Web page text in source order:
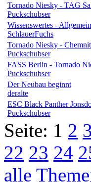
Tornado Niesky - TAG
Puckschubser
Wissenswertes -
SchlauerFuchs
Tornado Niesky -
Puckschubser
FASS Berlin - Tornado
Puckschubser
Der Neubau beginnt
deralte
ESC Black Panther
Puckschubser
Seite: 1 2 3
22 23 24
alle